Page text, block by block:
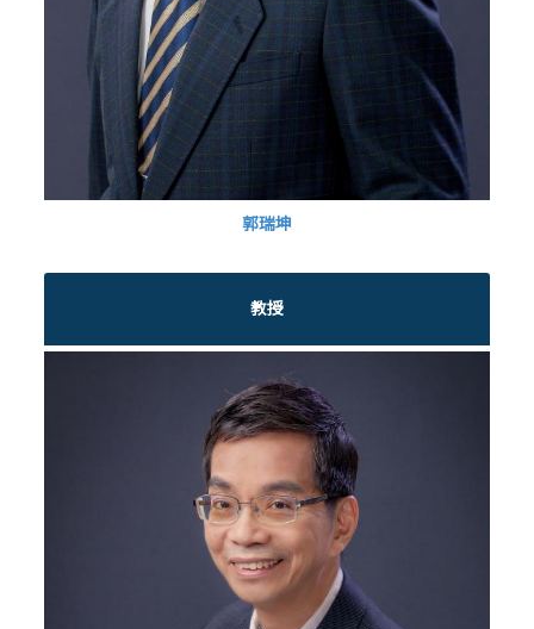
郭瑞坤
教授